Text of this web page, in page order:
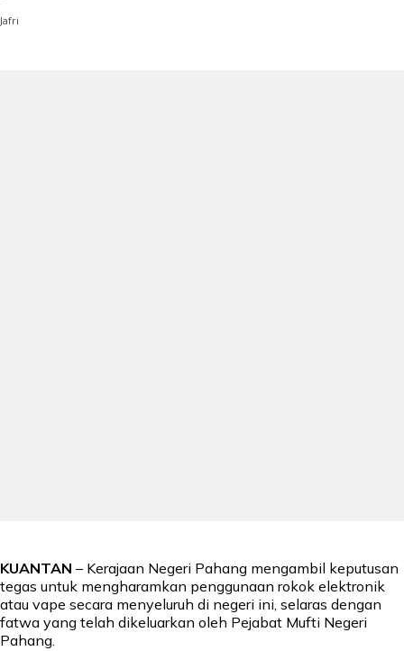
KUANTAN – Kerajaan Negeri Pahang mengambil keputusan
tegas untuk mengharamkan penggunaan rokok elektronik
atau vape secara menyeluruh di negeri ini, selaras dengan
fatwa yang telah dikeluarkan oleh Pejabat Mufti Negeri
Pahang.